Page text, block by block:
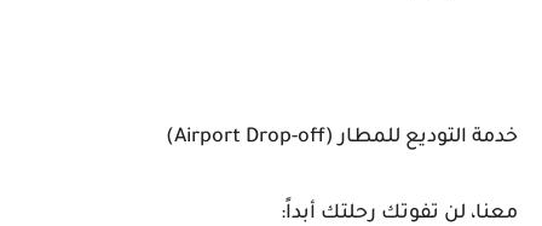
خدمة التوديع للمطار (Airport Drop-off)
معنا، لن تفوتك رحلتك أبداً: